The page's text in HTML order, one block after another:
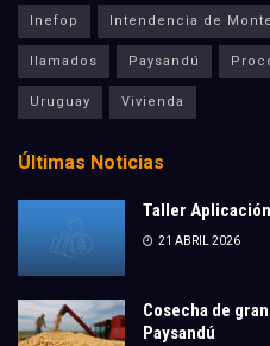
Inefop Intendencia de
llamados Paysandú
Uruguay Vivienda
Últimas Noticias
Taller
21 ABRIL 2026
Cosecha de
Paysandú